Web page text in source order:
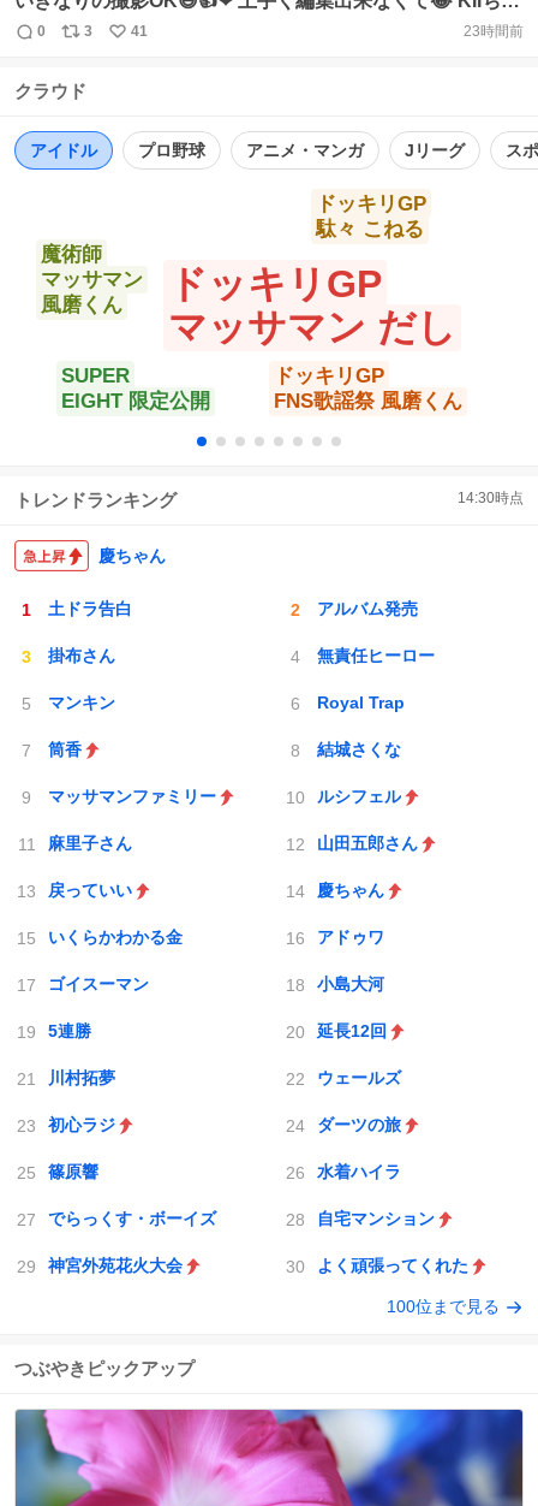
ん💜ありがとう #氷川きよし #KIINA. #サンシティ越谷
返
数
0
リ
ス
数
3
い
41 23時間前
クラウド
アイドル プロ野球 アニメ・マンガ Jリーグ ス
ドッキリGP
マッサマン だし
ドッキリGP
FNS歌謡祭 風磨くん
ドッキリGP
駄々 こねる
魔術師
マッサマン
風磨くん
SUPER
EIGHT 限定公開
トレンドランキング 14:30時点
慶ちゃん
土ドラ告白 アルバム発売
掛布さん 無責任ヒーロー
マンキン Royal Trap
筒香 結城さくな
マッサマンファミリー ルシフェル
麻里子さん 山田五郎さん
戻っていい 慶ちゃん
いくらかわかる金 アドゥワ
ゴイスーマン 小島大河
5連勝 延長12回
川村拓夢 ウェールズ
初心ラジ ダーツの旅
篠原響 水着ハイラ
でらっくす・ボーイズ 自宅マンション
神宮外苑花火大会 よく頑張ってくれた
100位まで見る
つぶやきピックアップ